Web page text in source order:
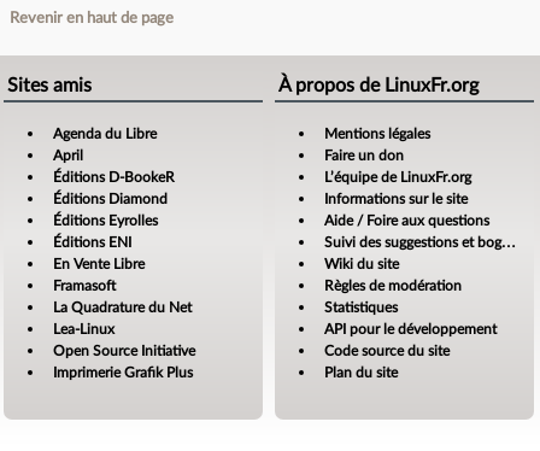
Revenir en haut de page
Sites amis
Agenda du Libre
April
Éditions D-BookeR
Éditions Diamond
Éditions Eyrolles
Éditions ENI
En Vente Libre
Framasoft
La Quadrature du Net
Lea-Linux
Open Source Initiative
Imprimerie Grafik Plus
À propos de LinuxFr.org
Mentions légales
Faire un don
L’équipe de LinuxFr.org
Informations sur le site
Aide / Foire aux questions
Suivi des suggestions et bogues
Wiki du site
Règles de modération
Statistiques
API pour le développement
Code source du site
Plan du site